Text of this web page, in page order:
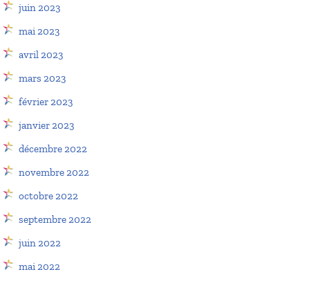
juin 2023
mai 2023
avril 2023
mars 2023
février 2023
janvier 2023
décembre 2022
novembre 2022
octobre 2022
septembre 2022
juin 2022
mai 2022